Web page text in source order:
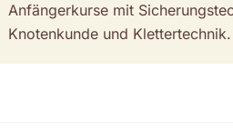
Anfängerkurse mit
Knotenkunde und Klettertechnik.